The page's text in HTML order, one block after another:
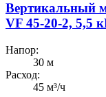
Вертикальный
VF 45-20-2, 5,5
Напор:
30 м
Расход:
45 м³/ч